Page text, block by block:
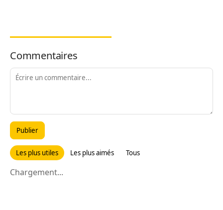
Commentaires
Publier
Les plus utiles Les plus aimés Tous
Chargement...